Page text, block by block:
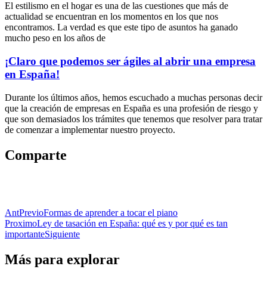
El estilismo en el hogar es una de las cuestiones que más de
actualidad se encuentran en los momentos en los que nos
encontramos. La verdad es que este tipo de asuntos ha ganado
mucho peso en los años de
¡Claro que podemos ser ágiles al abrir una empresa
en España!
Durante los últimos años, hemos escuchado a muchas personas decir
que la creación de empresas en España es una profesión de riesgo y
que son demasiados los trámites que tenemos que resolver para tratar
de comenzar a implementar nuestro proyecto.
Comparte
AntPrevioFormas de aprender a tocar el piano
ProximoLey de tasación en España: qué es y por qué es tan
importanteSiguiente
Más para explorar